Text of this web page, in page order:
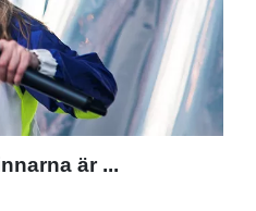
är ...